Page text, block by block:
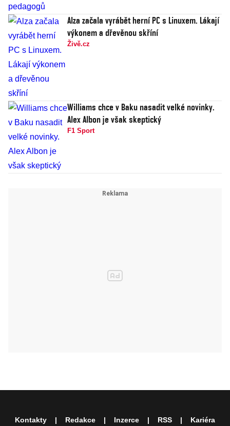
Alza začala vyrábět herní PC s Linuxem. Lákají
výkonem a dřevěnou skříní
Živě.cz
Williams chce v Baku nasadit velké novinky.
Alex Albon je však skeptický
F1 Sport
Kontakty Redakce Inzerce RSS Kariéra